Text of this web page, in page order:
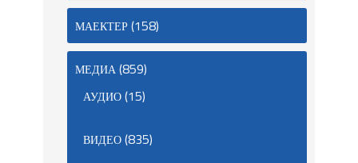
МАЕКТЕР(158)
МЕДИА(859)
АУДИО(15)
ВИДЕО(835)